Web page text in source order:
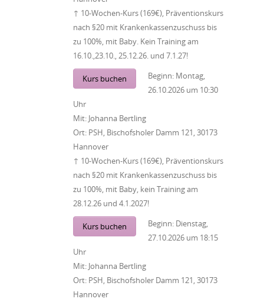
↑ 10-Wochen-Kurs (169€), Präventionskurs
nach §20 mit Krankenkassenzuschuss bis
zu 100%, mit Baby. Kein Training am
16.10.,23.10., 25.12.26. und 7.1.27!
Kurs buchen Beginn: Montag,
26.10.2026 um 10:30
Uhr
Mit: Johanna Bertling
Ort: PSH, Bischofsholer Damm 121, 30173
Hannover
↑ 10-Wochen-Kurs (169€), Präventionskurs
nach §20 mit Krankenkassenzuschuss bis
zu 100%, mit Baby, kein Training am
28.12.26 und 4.1.2027!
Kurs buchen Beginn: Dienstag,
27.10.2026 um 18:15
Uhr
Mit: Johanna Bertling
Ort: PSH, Bischofsholer Damm 121, 30173
Hannover